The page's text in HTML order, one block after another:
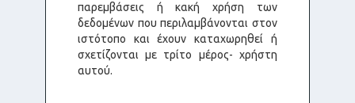
παρεμβάσεις ή κακή χρήση των
δεδομένων που περιλαμβάνονται στον
ιστότοπο και έχουν καταχωρηθεί ή
σχετίζονται με τρίτο μέρος- χρήστη
αυτού.